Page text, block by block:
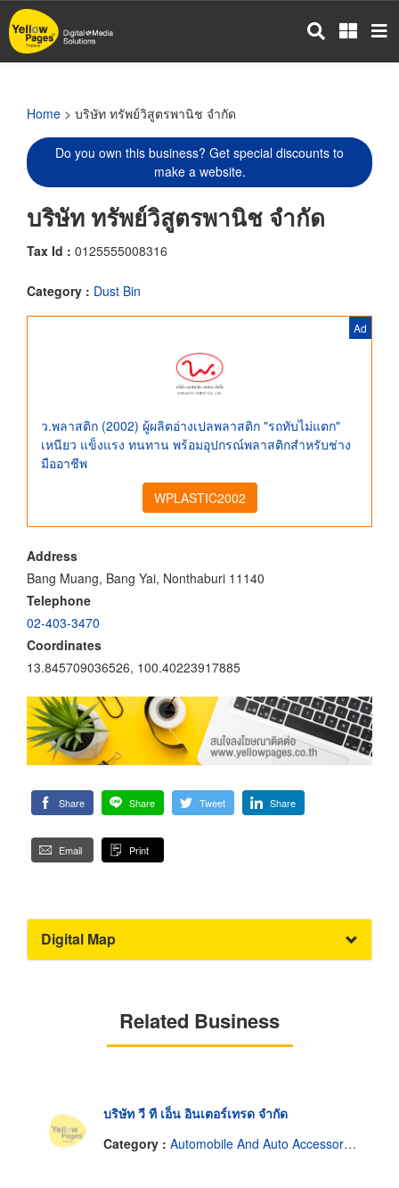
Skip
to
main
Home > บริษัท ทรัพย์วิสูตรพานิช จำกัด
Do you own this business? Get special discounts to
make a website.
บริษัท ทรัพย์วิสูตรพานิช จำกัด
Tax Id : 0125555008316
Category : Dust Bin
Ad
ว.พลาสติก (2002) ผู้ผลิตอ่างเปลพลาสติก "รถทับไม่แตก"
เหนียว แข็งแรง ทนทาน พร้อมอุปกรณ์พลาสติกสำหรับช่าง
มืออาชีพ
WPLASTIC2002
Address
Bang Muang, Bang Yai, Nonthaburi 11140
Telephone
02-403-3470
Coordinates
13.845709036526, 100.40223917885
Share Share Tweet Share
Email Print
Digital Map
Related Business
บริษัท วี ที เอ็น อินเตอร์เทรด จำกัด
Category : Automobile And Auto Accessories.